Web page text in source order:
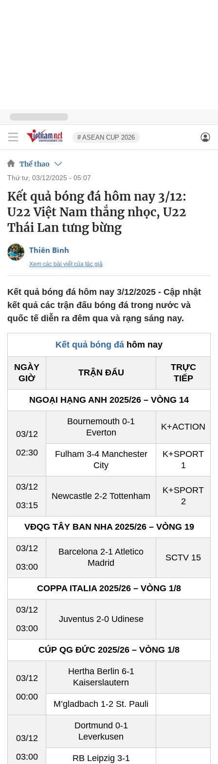
# ASEAN CUP 2026
Thể thao
thứ tư, 03/12/2025 - 05:07
Kết quả bóng đá hôm nay 3/12:
U22 Việt Nam thắng nhọc, U22
Thái Lan tưng bừng
Thiên Bình
Xem các bài viết của tác giả
Kết quả bóng đá hôm nay 3/12/2025 - Cập nhật
kết quả các trận đấu bóng đá trong nước và
quốc tế diễn ra đêm qua và rạng sáng nay.
Kết quả bóng đá hôm nay
NGÀY
GIỜ
TRẬN ĐẤU
TRỰC
TIẾP
NGOẠI HẠNG ANH 2025/26 – VÒNG 14
03/12
02:30
Bournemouth 0-1
Everton
K+ACTION
Fulham 3-4 Manchester
City
K+SPORT
1
03/12
03:15
Newcastle 2-2 Tottenham
K+SPORT
2
VĐQG TÂY BAN NHA 2025/26 – VÒNG 19
03/12
03:00
Barcelona 2-1 Atletico
Madrid
SCTV 15
COPPA ITALIA 2025/26 – VÒNG 1/8
03/12
03:00
Juventus 2-0 Udinese
CÚP QG ĐỨC 2025/26 – VÒNG 1/8
03/12
00:00
Hertha Berlin 6-1
Kaiserslautern
M’gladbach 1-2 St. Pauli
03/12
03:00
Dortmund 0-1
Leverkusen
RB Leipzig 3-1